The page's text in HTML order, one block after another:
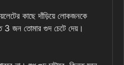
কাছে দাঁড়িয়ে লোকজনকে
3 জন তোমার গুদ চেটে দেয়।